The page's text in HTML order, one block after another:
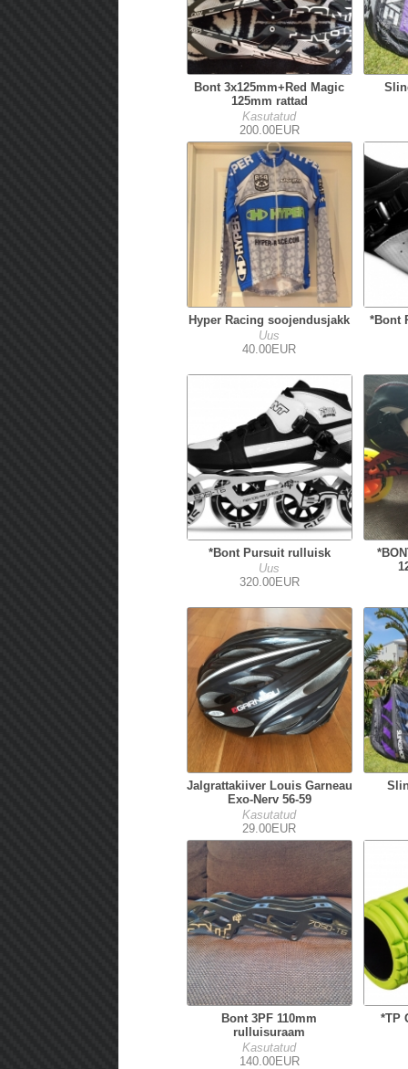
Bont 3x125mm+Red Magic
125mm rattad
Kasutatud
200.00EUR
Hyper Racing soojendusjakk
Uus
40.00EUR
*Bont
*Bont Pursuit rulluisk
Uus
320.00EUR
Jalgrattakiiver Louis Garneau
Exo-Nerv 56-59
Kasutatud
29.00EUR
Bont 3PF 110mm
rulluisuraam
Kasutatud
140.00EUR
*TP